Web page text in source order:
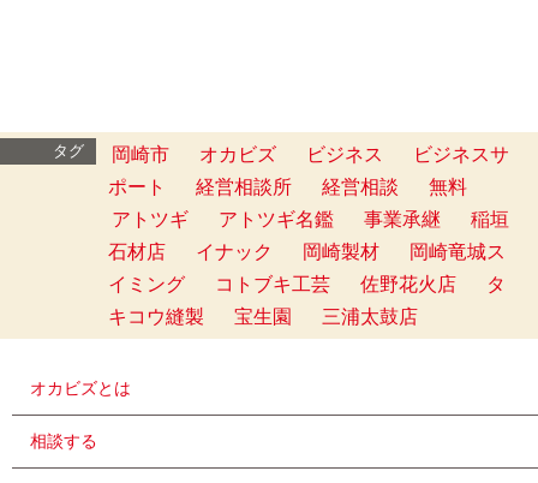
タグ 岡崎市 オカビズ ビジネス
ビジネスサ
ポート
経営相談所 経営相談
無料
アトツギ
アトツギ名鑑 事業承継
稲垣
石材店
イナック 岡崎製材
岡崎竜城ス
イミング
コトブキ工芸 佐野花火店
タ
キコウ縫製
宝生園 三浦太鼓店
オカビズとは
相談する